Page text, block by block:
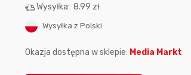
Wysyłka:8.99 zł
Wysyłka z Polski
Okazja dostępna w sklepie: Media Markt
& JENSEN